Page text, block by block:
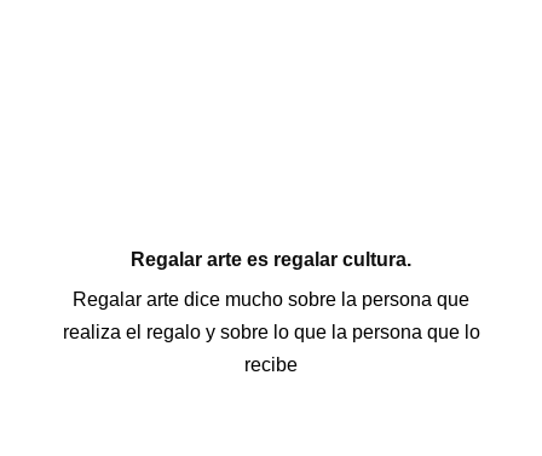
Regalar arte es regalar cultura.
Regalar arte dice mucho sobre la persona que
realiza el regalo y sobre lo que la persona que lo
recibe